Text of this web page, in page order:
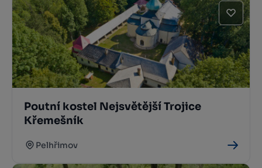
Poutní kostel Nejsvětější Trojice
Křemešník
Pelhřimov